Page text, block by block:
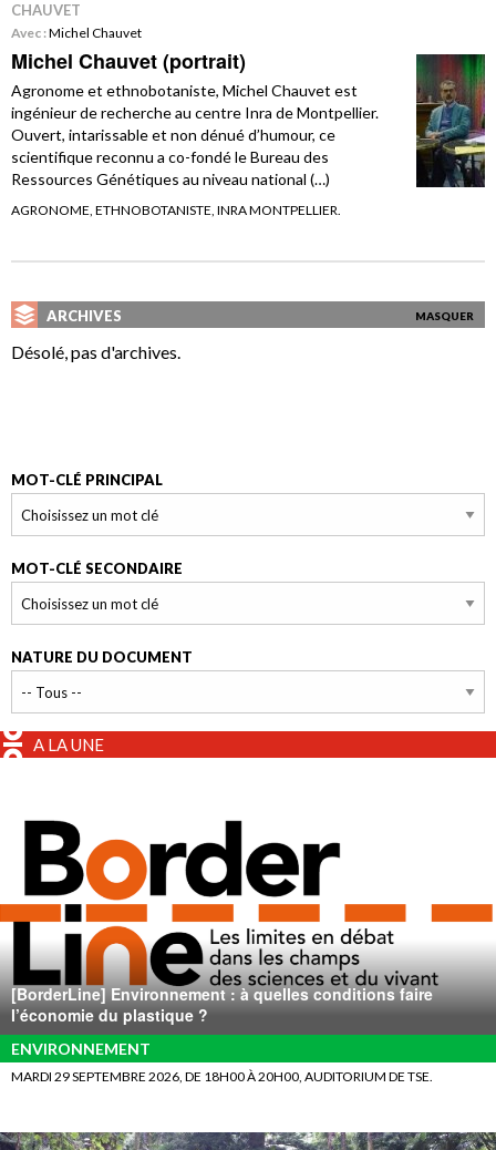
CHAUVET
Avec :Michel Chauvet
Michel Chauvet (portrait)
Agronome et ethnobotaniste, Michel Chauvet est
ingénieur de recherche au centre Inra de Montpellier.
Ouvert, intarissable et non dénué d’humour, ce
scientifique reconnu a co-fondé le Bureau des
Ressources Génétiques au niveau national (…)
AGRONOME, ETHNOBOTANISTE, INRA MONTPELLIER.
ARCHIVES MASQUER
Désolé, pas d'archives.
MOT-CLÉ PRINCIPAL
MOT-CLÉ SECONDAIRE
NATURE DU DOCUMENT
A LA UNE
[BorderLine] Environnement : à quelles conditions faire
l’économie du plastique ?
ENVIRONNEMENT
MARDI 29 SEPTEMBRE 2026, DE 18H00 À 20H00, AUDITORIUM DE TSE.